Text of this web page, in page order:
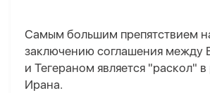
Самым большим препятствием
заключению соглашения между
и Тегераном является "раскол"
Ирана.